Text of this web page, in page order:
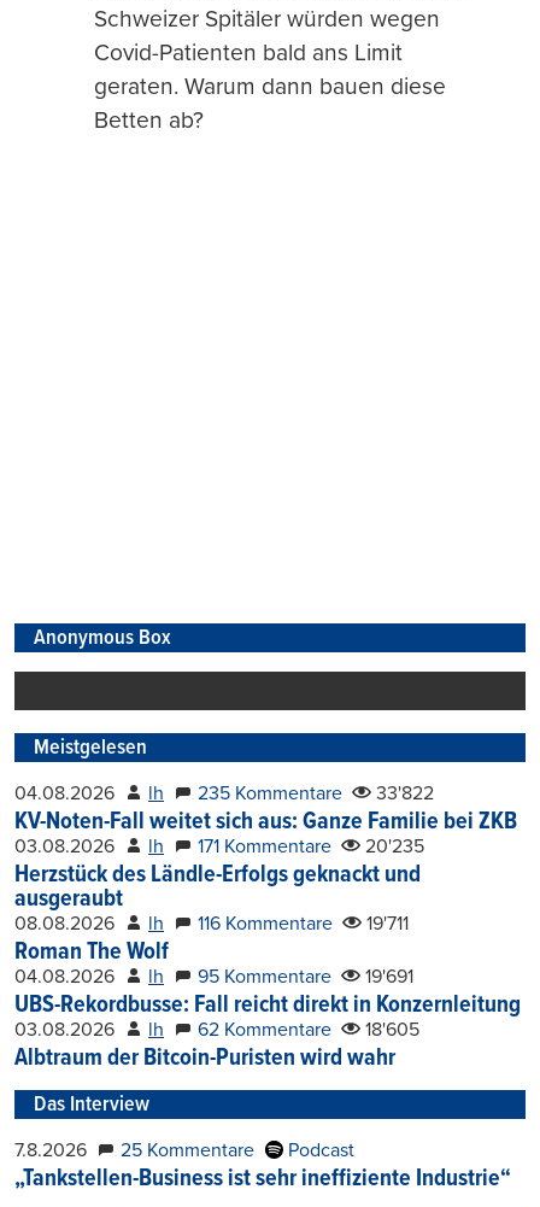
Schweizer Spitäler würden wegen
Covid-Patienten bald ans Limit
geraten. Warum dann bauen diese
Betten ab?
Anonymous Box
Meistgelesen
04.08.2026 lh 235 Kommentare 33'822
KV-Noten-Fall weitet sich aus: Ganze Familie bei ZKB
03.08.2026 lh 171 Kommentare 20'235
Herzstück des Ländle-Erfolgs geknackt und
ausgeraubt
08.08.2026 lh 116 Kommentare 19'711
Roman The Wolf
04.08.2026 lh 95 Kommentare 19'691
UBS-Rekordbusse: Fall reicht direkt in Konzernleitung
03.08.2026 lh 62 Kommentare 18'605
Albtraum der Bitcoin-Puristen wird wahr
Das Interview
7.8.2026 25 Kommentare Podcast
„Tankstellen-Business ist sehr ineffiziente Industrie“